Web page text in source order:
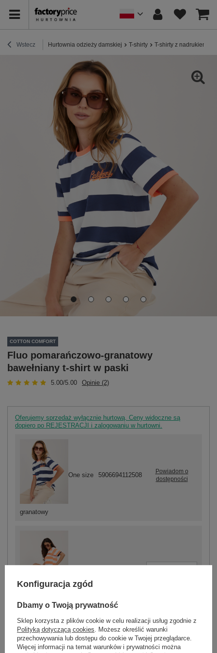
Wstecz Hurtownia odzieży damskiej T-shirty T-shirty z nadrukiem
COTTON COMFORT
Fluo pomarańczowo-granatowy
bawełniany t-shirt w paski
5.00/5.00 Opinie (2)
Oferujemy sprzedaż wyłącznie hurtową. Ceny widoczne są
dopiero po REJESTRACJI i zalogowaniu w hurtowni.
fluo
pomarańczowy
granatowy
One size 5906694112508
Powiadom o
dostępności
ZALOGUJ SIĘ I ZOBACZ CENĘ
Konfiguracja zgód
Dbamy o Twoją prywatność
Sklep korzysta z plików cookie w celu realizacji usług zgodnie z
Polityką dotyczącą cookies . Możesz określić warunki
przechowywania lub dostępu do cookie w Twojej przeglądarce.
Więcej informacji na temat warunków i prywatności można